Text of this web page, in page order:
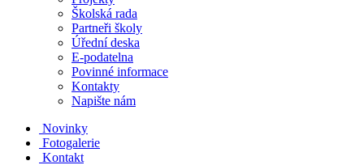
Školská rada
Partneři školy
Úřední deska
E-podatelna
Povinné informace
Kontakty
Napište nám
Novinky
Fotogalerie
Kontakt